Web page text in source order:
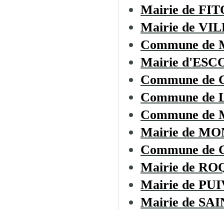
Mairie de
Mairie de
Commune
Mairie
Commune de
Commune
Commune de
Mairie de
Commune de
Mairie de
Mairie de
Mairie de